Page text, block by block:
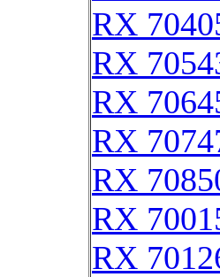
RX
RX
RX
RX
RX
RX
RX